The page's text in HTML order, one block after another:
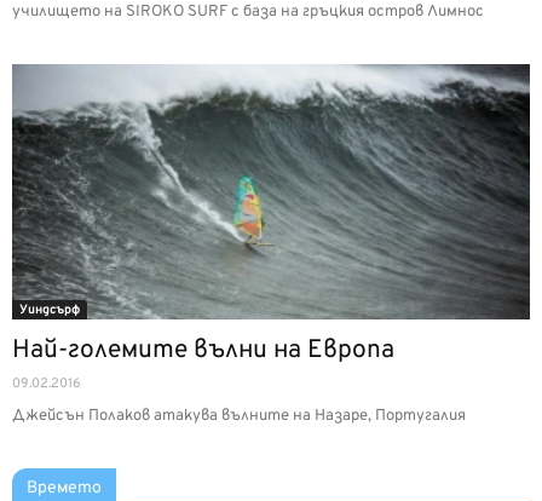
училището на SIROKO SURF с база на гръцкия остров Лимнос
Уиндсърф
Най-големите вълни на Европа
09.02.2016
Джейсън Полаков атакува вълните на Назаре, Португалия
Времето